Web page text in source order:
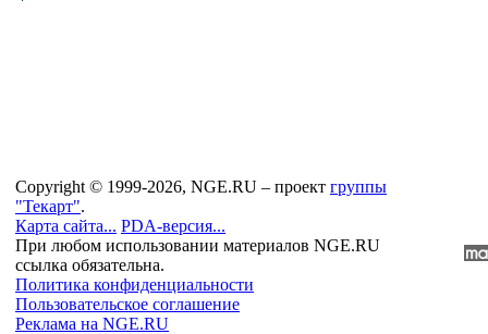
Copyright © 1999-2026, NGE.RU – проект группы
"Текарт".
Карта сайта... PDA-версия...
При любом использовании материалов NGE.RU
ссылка обязательна.
Политика конфиденциальности
Пользовательское соглашение
Реклама на NGE.RU